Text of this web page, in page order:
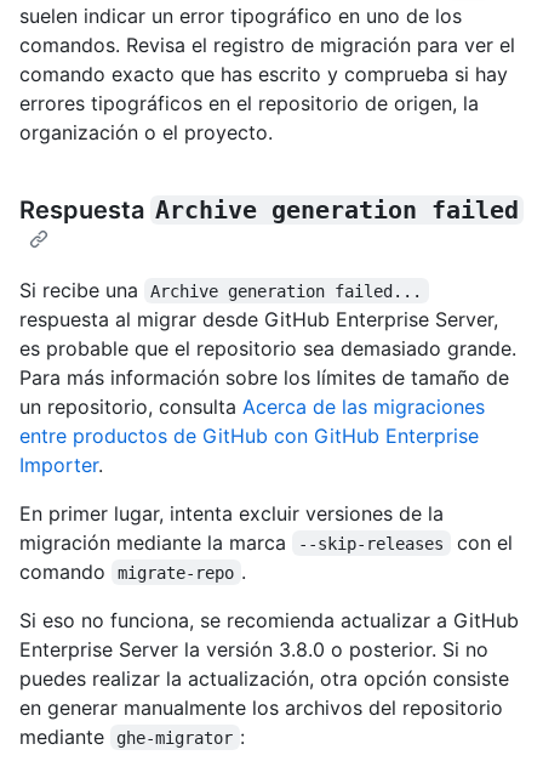
suelen indicar un error tipográfico en uno de los
comandos. Revisa el registro de migración para ver el
comando exacto que has escrito y comprueba si hay
errores tipográficos en el repositorio de origen, la
organización o el proyecto.
Respuesta Archive generation failed
Si recibe una Archive generation failed...
respuesta al migrar desde GitHub Enterprise Server,
es probable que el repositorio sea demasiado grande.
Para más información sobre los límites de tamaño de
un repositorio, consulta Acerca de las migraciones
entre productos de GitHub con GitHub Enterprise
Importer.
En primer lugar, intenta excluir versiones de la
migración mediante la marca
--skip-releases
con el
comando
migrate-repo .
Si eso no funciona, se recomienda actualizar a GitHub
Enterprise Server la versión 3.8.0 o posterior. Si no
puedes realizar la actualización, otra opción consiste
en generar manualmente los archivos del repositorio
mediante
ghe-migrator :